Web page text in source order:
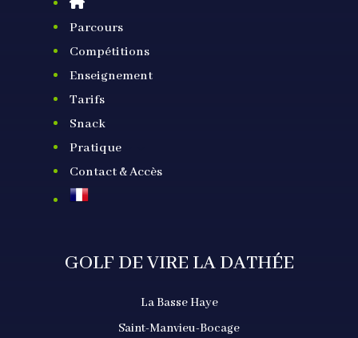
Parcours
Compétitions
Enseignement
Tarifs
Snack
Pratique
Contact & Accès
GOLF DE VIRE LA DATHÉE
La Basse Haye
Saint-Manvieu-Bocage